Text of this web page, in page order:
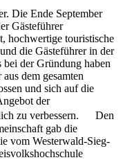
Die Ende September
Gästeführer
hochwertige touristische
die Gästeführer in der
der Gründung haben
dem gesamten
und sich auf die
der
zu verbessern. Den
gab die
vom Westerwald-Sieg-